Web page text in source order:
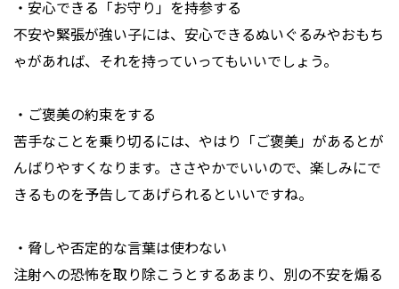
・安心できる「お守り」を持参する
不安や緊張が強い子には、安心できるぬいぐるみやおもち
ゃがあれば、それを持っていってもいいでしょう。
・ご褒美の約束をする
苦手なことを乗り切るには、やはり「ご褒美」があるとが
んばりやすくなります。ささやかでいいので、楽しみにで
きるものを予告してあげられるといいですね。
・脅しや否定的な言葉は使わない
注射への恐怖を取り除こうとするあまり、別の不安を煽る